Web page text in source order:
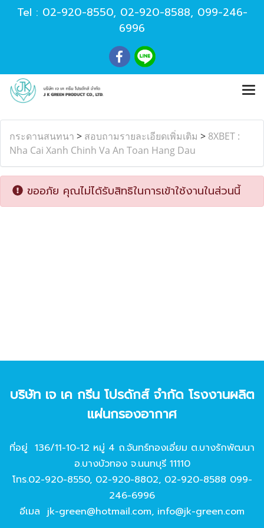
Tel : 02-920-8550, 02-920-8588, 099-246-
6996
กระดานสนทนา > สอบถามรายละเอียดเพิ่มเติม > 8XBET :
Nha Cai Xanh Chinh Va An Toan Hang Dau
ขออภัย คุณไม่ได้รับสิทธิในการเข้าใช้งานในส่วนนี้
บริษัท เจ เค กรีน โปรดักส์ จํากัด โรงงานผลิต
แผ่นกรองอากาศ
ที่อยู่ 136/11-10-12 หมู่ 4 ถ.จันทร์ทองเอี่ยม ต.บางรักพัฒนา
อ.บางบัวทอง จ.นนทบุรี 11110
โทร.02-920-8550, 02-920-8802, 02-920-8588 099-
246-6996
อีเมล jk-green@hotmail.com, info@jk-green.com